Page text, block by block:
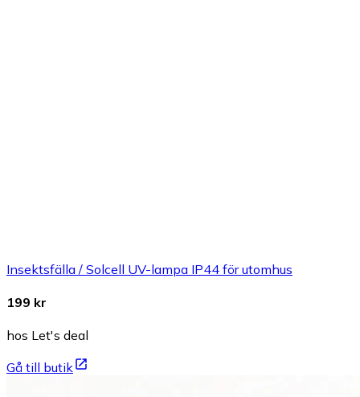
Insektsfälla / Solcell UV-lampa IP44 för utomhus
199 kr
hos Let's deal
Gå till butik